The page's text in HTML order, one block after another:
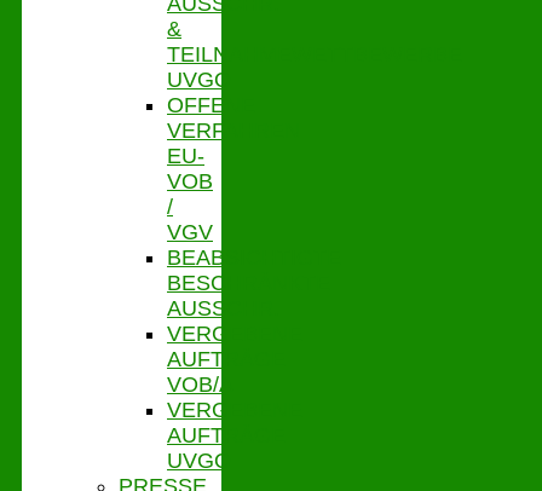
&
TEILNAHMEWETTBEWERBE
UVGO
OFFENE
VERFAHREN
EU-
VOB
/
VGV
BEABSICHTIGTE
BESCHRÄNKTE
AUSSCHR.
VERGEBENE
AUFTRÄGE
VOB/A
VERGEBENE
AUFTRÄGE
UVGO
PRESSE